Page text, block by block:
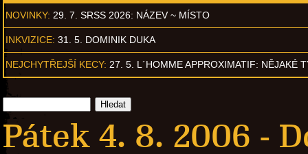
NOVINKY: 29. 7. SRSS 2026: NÁZEV ~ MÍSTO
INKVIZICE: 31. 5. DOMINIK DUKA
NEJCHYTŘEJŠÍ KECY: 27. 5. L´HOMME APPROXIMATIF: NĚJAKÉ
Pátek 4. 8. 2006 -